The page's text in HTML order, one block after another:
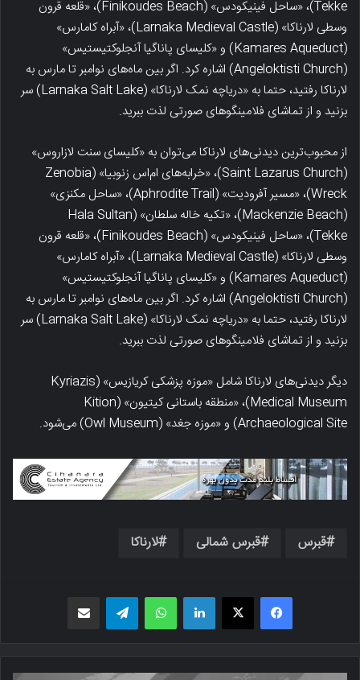
Tekke)، «ساحل فینیکودس» (Finikoudes Beach)، «قلعه قرون
وسطی لارناکا» (Larnaka Medieval Castle)، «آبراه کامارس»
(Kamares Aqueduct) و «کلیسای پاناگیا آنجلوکتیستیس»
(Angeloktisti Church) اشاره کرد. اگر بین ماه‌های نوامبر تا مارس به
لارناکا رفتید، حتما به «دریاچه نمک لارناکا» (Larnaka Salt Lake) سر
بزنید و از تماشای فلامینگو‌های صورتی لذت ببرید.
از محبوب‌ترین دیدنی‌های لارناکا می‌توان به «کلیسای سنت لازاروس»
(Saint Lazarus Church)، «خرابه‌های ام‌اس زنوبیا» (Zenobia
Wreck)، «مسیر آفرودیت» (Aphrodite Trail)، «ساحل مکنزی»
(Mackenzie Beach)، «تکیه خاله سلطان» (Hala Sultan
Tekke)، «ساحل فینیکودس» (Finikoudes Beach)، «قلعه قرون
وسطی لارناکا» (Larnaka Medieval Castle)، «آبراه کامارس»
(Kamares Aqueduct) و «کلیسای پاناگیا آنجلوکتیستیس»
(Angeloktisti Church) اشاره کرد. اگر بین ماه‌های نوامبر تا مارس به
لارناکا رفتید، حتما به «دریاچه نمک لارناکا» (Larnaka Salt Lake) سر
بزنید و از تماشای فلامینگو‌های صورتی لذت ببرید.
دیگر دیدنی‌های لارناکا شامل «موزه پزشکی کریازیس» (Kyriazis
Medical Museum)، «منطقه باستانی کیتیون» (Kition
Archaeological Site) و «موزه جغد» (Owl Museum) می‌شود.
قبرس قبرس شمالی لارناکا
فیسبوک X لینکدین واتس اپ تلگرام